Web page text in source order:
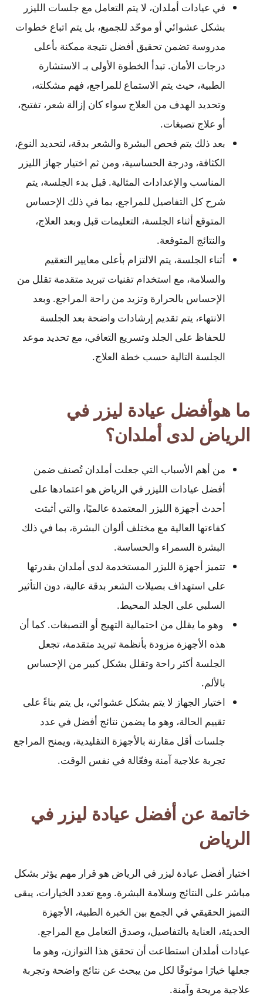
في عيادات أملدان، لا يتم التعامل مع جلسات الليزر
بشكل عشوائي أو موحّد للجميع، بل يتم اتباع خطوات
مدروسة تضمن تحقيق أفضل نتيجة ممكنة بأعلى
درجات الأمان. تبدأ الخطوة الأولى بـ الاستشارة
الطبية، حيث يتم الاستماع للمراجع، فهم مشكلته،
وتحديد الهدف من العلاج سواء كان إزالة شعر، تفتيح،
أو علاج تصبغات.
بعد ذلك يتم فحص البشرة والشعر بدقة، لتحديد النوع،
الكثافة، ودرجة الحساسية، ومن ثم اختيار جهاز الليزر
المناسب والإعدادات المثالية. قبل بدء الجلسة، يتم
شرح كل التفاصيل للمراجع، بما في ذلك الإحساس
المتوقع أثناء الجلسة، التعليمات قبل وبعد العلاج،
والنتائج المتوقعة.
أثناء الجلسة، يتم الالتزام بأعلى معايير التعقيم
والسلامة، مع استخدام تقنيات تبريد متقدمة تقلل من
الإحساس بالحرارة وتزيد من راحة المراجع. وبعد
الانتهاء، يتم تقديم إرشادات واضحة بعد الجلسة
للحفاظ على الجلد وتسريع التعافي، مع تحديد موعد
الجلسة التالية حسب خطة العلاج.
ما هوأفضل عيادة ليزر في
الرياض لدى أملدان؟
من أهم الأسباب التي جعلت أملدان تُصنف ضمن
أفضل عيادات الليزر في الرياض هو اعتمادها على
أحدث أجهزة الليزر المعتمدة عالميًا، والتي أثبتت
كفاءتها العالية مع مختلف ألوان البشرة، بما في ذلك
البشرة السمراء والحساسة.
تتميز أجهزة الليزر المستخدمة لدى أملدان بقدرتها
على استهداف بصيلات الشعر بدقة عالية، دون التأثير
السلبي على الجلد المحيط.
وهو ما يقلل من احتمالية التهيج أو التصبغات. كما أن
هذه الأجهزة مزودة بأنظمة تبريد متقدمة، تجعل
الجلسة أكثر راحة وتقلل بشكل كبير من الإحساس
بالألم.
اختيار الجهاز لا يتم بشكل عشوائي، بل يتم بناءً على
تقييم الحالة، وهو ما يضمن نتائج أفضل في عدد
جلسات أقل مقارنة بالأجهزة التقليدية، ويمنح المراجع
تجربة علاجية آمنة وفعّالة في نفس الوقت.
خاتمة عن أفضل عيادة ليزر في
الرياض
اختيار أفضل عيادة ليزر في الرياض هو قرار مهم يؤثر بشكل
مباشر على النتائج وسلامة البشرة. ومع تعدد الخيارات، يبقى
التميز الحقيقي في الجمع بين الخبرة الطبية، الأجهزة
الحديثة، العناية بالتفاصيل، وصدق التعامل مع المراجع.
عيادات أملدان استطاعت أن تحقق هذا التوازن، وهو ما
جعلها خيارًا موثوقًا لكل من يبحث عن نتائج واضحة وتجربة
علاجية مريحة وآمنة.